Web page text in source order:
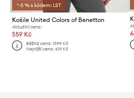
*-5 % s kódem: LST
Košile United Colors of Benetton
Aktuální cena:
559 Kč
Běžná cena:1599 Kč
Nejnižší cena:619 Kč